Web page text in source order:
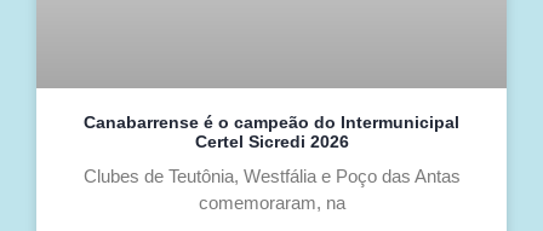
Canabarrense é o campeão do Intermunicipal
Certel Sicredi 2026
Clubes de Teutônia, Westfália e Poço das Antas
comemoraram, na